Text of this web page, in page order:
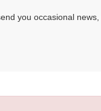
you occasional